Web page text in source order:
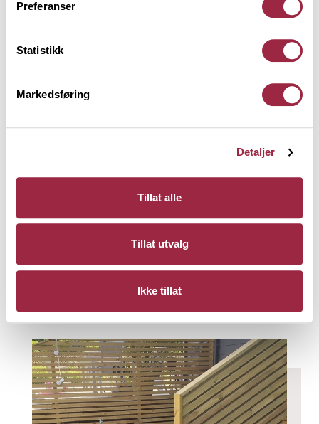
Preferanser
Statistikk
Markedsføring
Detaljer
Tillat alle
Tillat utvalg
Ikke tillat
Hvordan montere stående
Denne guiden viser deg hvordan du
som gir uteplassen et tidløst og solid
uttrykk. Få tips til materialvalg,
nøyaktige mål og trinnvise instruksjoner
uteområdet ditt.